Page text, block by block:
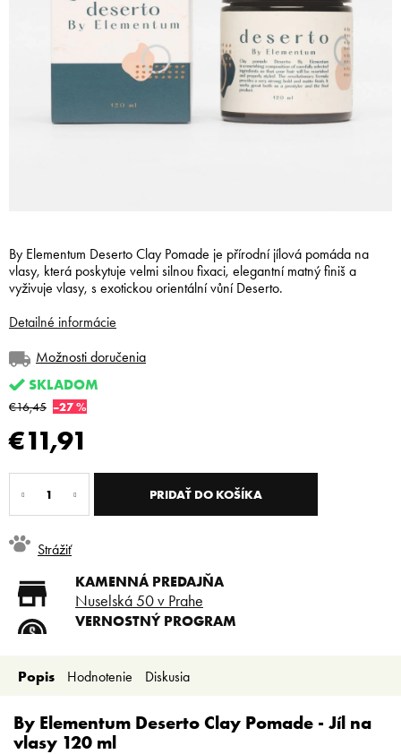
€16,45 –27 %
€11,91
Jednotková
cena:
SKLADOM
Možnosti doručenia
PRIDAŤ DO KOŠÍKA
By Elementum Deserto Clay Pomade je přírodní jílová pomáda na
vlasy, která poskytuje velmi silnou fixaci, elegantní matný finiš a
vyživuje vlasy, s exotickou orientální vůní Deserto.
Detailné informácie
Strážiť
KAMENNÁ PREDAJŇA
Nuselská 50 v Prahe
VERNOSTNÝ PROGRAM
Doprava zadarmo od 80 €
Nízke ceny pre holičov a
kaderníkov
Popis Hodnotenie Diskusia
By Elementum Deserto Clay Pomade - Jíl na
vlasy 120 ml